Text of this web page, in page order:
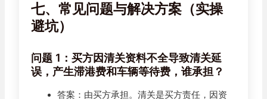
七、常见问题与解决方案（实操
避坑）
问题 1：买方因清关资料不全导致清关延
误，产生滞港费和车辆等待费，谁承担？
答案：由买方承担。清关是买方责任，因资